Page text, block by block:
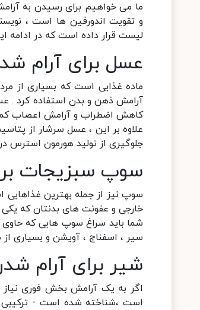
ما می خواهیم برای رسیدن به
لیست قرار داده است که در ادامه
عسل برای آرام
ماده غذایی است که بسیاری از
آرامش ذهن و بدن استفاده کرد .
کاهش اضطراب و آرامش اعصاب
علاوه بر این ، عسل سرشار از
جلوگیری از تولید هورمون
سوپ سبزیجات
سوپ نیز از جمله بهترین
خارجی و عفونت های بدنتان که یکی
شما باید سراغ سوپ هایی که حاوی
سیر ، اسفناج ، آویشن و بسیاری از
شیر برای آرام
اگر به یک آرامش بخش فوری نیاز